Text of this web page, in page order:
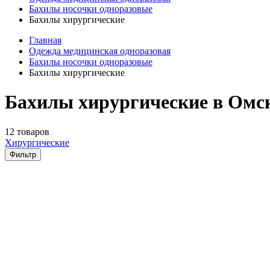
Бахилы носочки одноразовые
Бахилы хирургические
Главная
Одежда медицинская одноразовая
Бахилы носочки одноразовые
Бахилы хирургические
Бахилы хирургические в
12 товаров
Хирургические
Фильтр